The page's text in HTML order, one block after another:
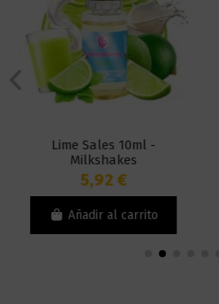
Lime Sales 10ml -
Milkshakes
5,92 €
Añadir al carrito